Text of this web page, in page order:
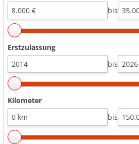
bis
Erstzulassung
bis
Kilometer
bis